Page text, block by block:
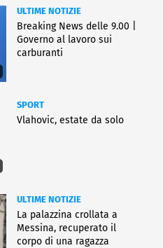
ULTIME NOTIZIE
Breaking News delle 9.00 |
Governo al lavoro sui
carburanti
SPORT
Vlahovic, estate da solo
ULTIME NOTIZIE
La palazzina crollata a
Messina, recuperato il
corpo di una ragazza